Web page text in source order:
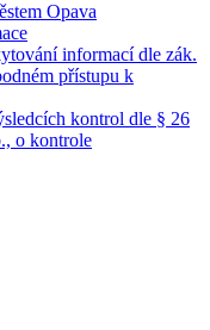
Opava
informací dle zák.
přístupu k
kontrol dle § 26
o kontrole